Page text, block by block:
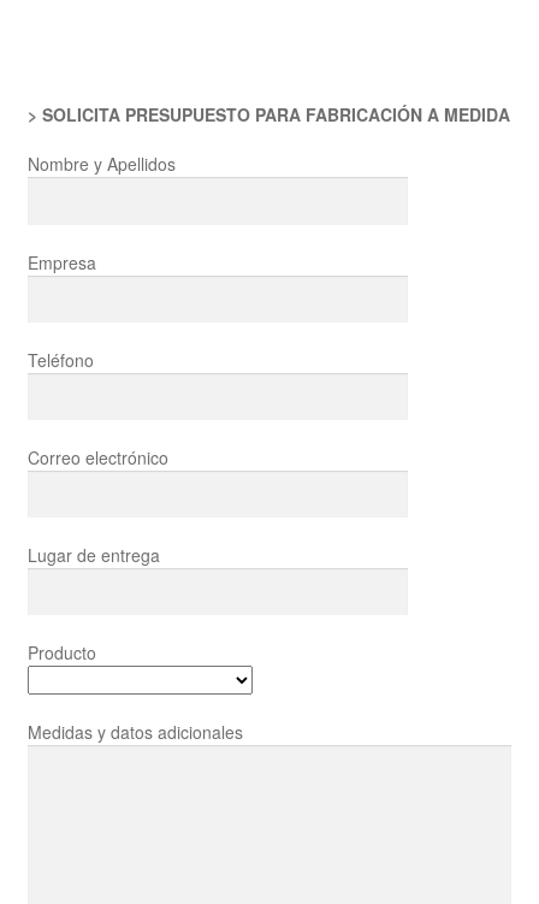
> SOLICITA PRESUPUESTO PARA FABRICACIÓN A MEDIDA
Nombre y Apellidos
Empresa
Teléfono
Correo electrónico
Lugar de entrega
Producto
Medidas y datos adicionales